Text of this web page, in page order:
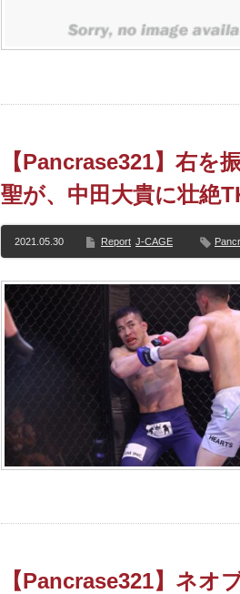
【Pancrase321】右を
聖が、中田大貴に壮絶
2021.05.30 Report J-CAGE
【Pancrase321】ネオ